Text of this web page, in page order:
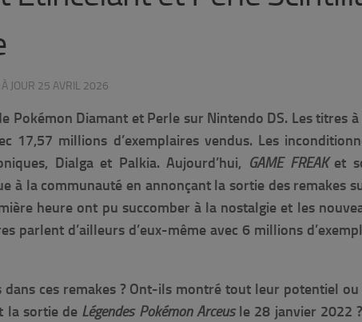
JOUR 25 AVRIL 2026
Pokémon Diamant et Perle sur Nintendo DS. Les titres à
17,57 millions d’exemplaires vendus. Les
Dialga et Palkia. Aujourd’hui, GAME FREAK et
à la communauté en annonçant la sortie des remakes
heure ont pu succomber à la nostalgie et les
parlent d’ailleurs d’eux-même avec 6 millions
ces remakes ? Ont-ils montré tout leur potentiel
la sortie de Légendes Pokémon Arceusle 28 janvier 2022